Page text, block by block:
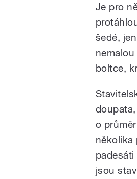
Je pro
šedé,
boltce,
o
několika
jsou